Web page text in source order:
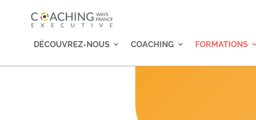
DÉCOUVREZ-NOUS COACHING FORMATIONS